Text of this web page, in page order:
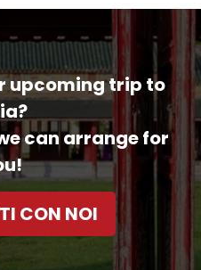
upcoming trip to
can arrange for
CON NOI